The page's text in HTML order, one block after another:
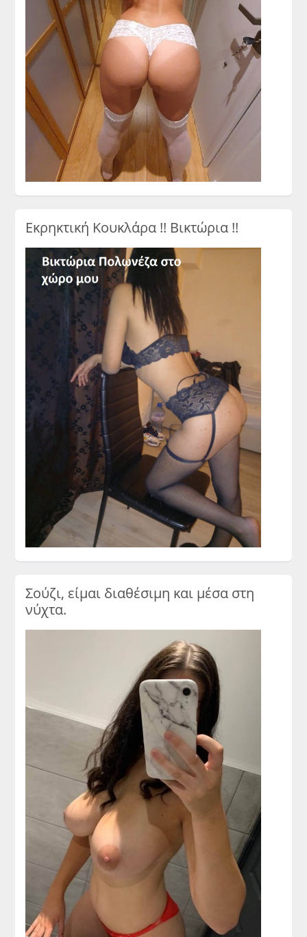
Εκρηκτική Κουκλάρα !! Βικτώρια !!
Σούζι, είμαι διαθέσιμη και μέσα στη
νύχτα.